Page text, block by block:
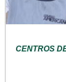
CENTROS